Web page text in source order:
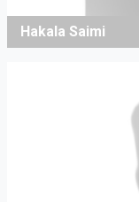
Hakala Saimi